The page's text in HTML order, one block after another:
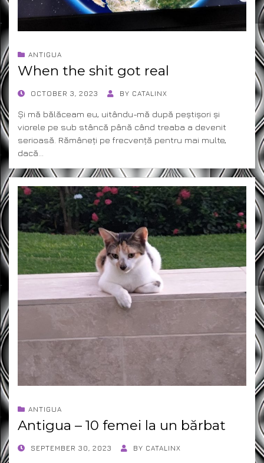
ANTIGUA
When the shit got real
POSTEDOCTOBER 3, 2023 BY CATALINX
Și mă bălăceam eu, uitându-mă după peștișori și
viorele pe sub stâncă până când treaba a devenit
serioasă. Rămâneți pe frecvență pentru mai multe,
dacă…
ANTIGUA
Antigua – 10 femei la un bărbat
POSTEDSEPTEMBER 30, 2023 BY CATALINX